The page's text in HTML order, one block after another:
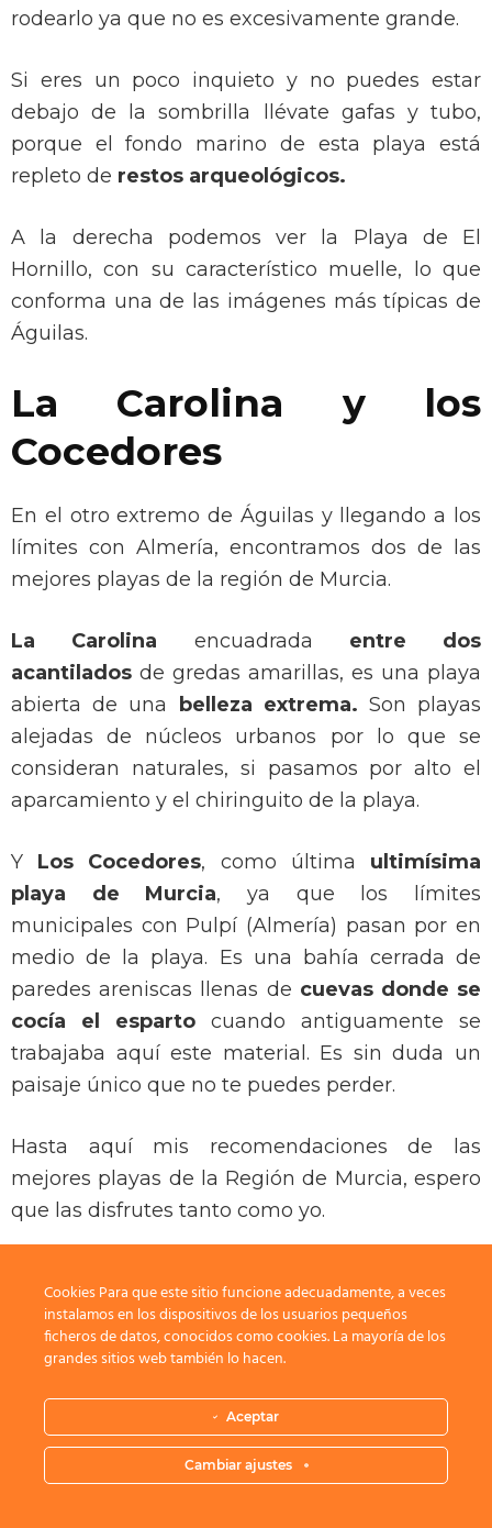
rodearlo ya que no es excesivamente grande.
Si eres un poco inquieto y no puedes estar
debajo de la sombrilla llévate gafas y tubo,
porque el fondo marino de esta playa está
repleto de restos arqueológicos.
A la derecha podemos ver la Playa de El
Hornillo, con su característico muelle, lo que
conforma una de las imágenes más típicas de
Águilas.
La Carolina y los
Cocedores
En el otro extremo de Águilas y llegando a los
límites con Almería, encontramos dos de las
mejores playas de la región de Murcia.
La Carolina encuadrada entre dos
acantilados de gredas amarillas, es una playa
abierta de una
belleza extrema. Son playas
alejadas de núcleos urbanos por lo que se
consideran naturales, si pasamos por alto el
aparcamiento y el chiringuito de la playa.
Y Los Cocedores, como última ultimísima
playa de Murcia, ya que los límites
municipales con Pulpí (Almería) pasan por en
medio de la playa. Es una bahía cerrada de
paredes areniscas llenas de cuevas donde se
cocía el esparto cuando antiguamente se
trabajaba aquí este material. Es sin duda un
paisaje único que no te puedes perder.
Hasta aquí mis recomendaciones de las
mejores playas de la Región de Murcia, espero
que las disfrutes tanto como yo.
eres un fanático playero como yo, no te pierdas
el artículo sobre las playas de Cabo de Gata
que te dejóaquí mismo.
Cookies Para que este sitio funcione adecuadamente, a veces
instalamos en los dispositivos de los usuarios pequeños
ficheros de datos, conocidos como cookies. La mayoría de los
grandes sitios web también lo hacen.
Aceptar
Cambiar ajustes